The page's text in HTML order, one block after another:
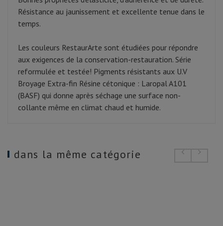
Résistance au jaunissement et excellente tenue dans le
temps.
Les couleurs RestaurArte sont étudiées pour répondre
aux exigences de la conservation-restauration. Série
reformulée et testée! Pigments résistants aux U.V
Broyage Extra-fin Résine cétonique : Laropal A101
(BASF) qui donne après séchage une surface non-
collante même en climat chaud et humide.
dans la même catégorie